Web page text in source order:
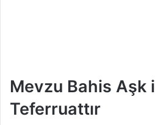
Mevzu Bahis Aşk
Teferruattır
u
e